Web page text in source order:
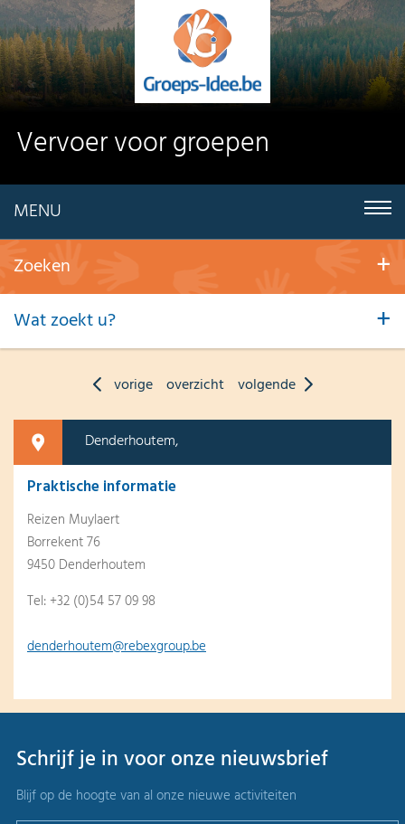
Vervoer voor groepen
MENU
Zoeken
Wat zoekt u?
vorige overzicht volgende
Denderhoutem,
Praktische informatie
Reizen Muylaert
Borrekent 76
9450 Denderhoutem
Tel: +32 (0)54 57 09 98
denderhoutem@rebexgroup.be
Schrijf je in voor onze nieuwsbrief
Blijf op de hoogte van al onze nieuwe activiteiten